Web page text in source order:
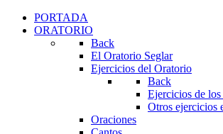
PORTADA
ORATORIO
Back
El Oratorio Seglar
Ejercicios del Oratorio
Back
Ejercicios de los
Otros ejercicios
Oraciones